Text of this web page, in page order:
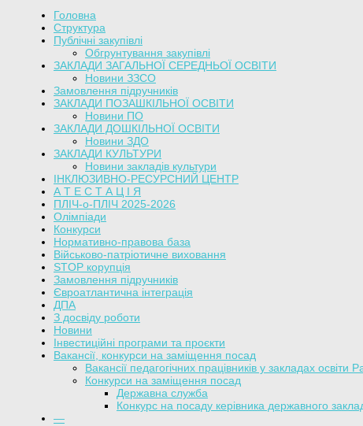
Головна
Структура
Публічні закупівлі
Обгрунтування закупівлі
ЗАКЛАДИ ЗАГАЛЬНОЇ СЕРЕДНЬОЇ ОСВІТИ
Новини ЗЗСО
Замовлення підручників
ЗАКЛАДИ ПОЗАШКІЛЬНОЇ ОСВІТИ
Новини ПО
ЗАКЛАДИ ДОШКІЛЬНОЇ ОСВІТИ
Новини ЗДО
ЗАКЛАДИ КУЛЬТУРИ
Новини закладів культури
ІНКЛЮЗИВНО-РЕСУРСНИЙ ЦЕНТР
А Т Е С Т А Ц І Я
ПЛІЧ-о-ПЛІЧ 2025-2026
Олімпіади
Конкурси
Нормативно-правова база
Військово-патріотичне виховання
STOP корупція
Замовлення підручників
Євроатлантична інтеграція
ДПА
З досвіду роботи
Новини
Інвестиційні програми та проєкти
Вакансії, конкурси на заміщення посад
Вакансії педагогічних працівників у закладах освіти
Конкурси на заміщення посад
Державна служба
Конкурс на посаду керівника державного
—